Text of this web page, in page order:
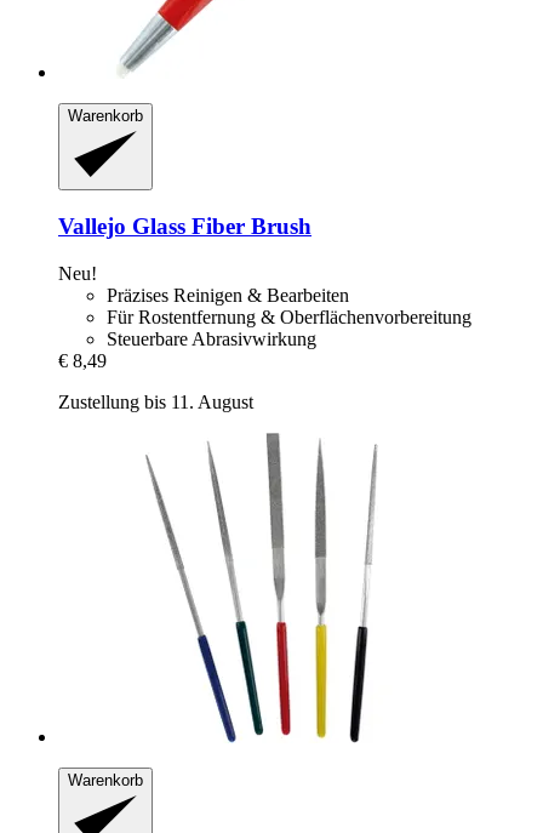
Warenkorb
Vallejo Glass Fiber Brush
Neu!
Präzises Reinigen & Bearbeiten
Für Rostentfernung & Oberflächenvorbereitung
Steuerbare Abrasivwirkung
€ 8,49
Zustellung bis 11. August
Warenkorb